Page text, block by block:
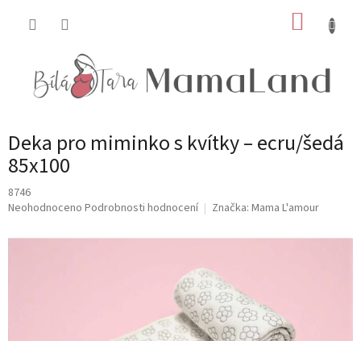
Deka pro miminko s kvítky – ecru/šedá
85x100
8746
Průměrné
produktu
Neohodnoceno Podrobnosti hodnocení Značka: Mama L'amour